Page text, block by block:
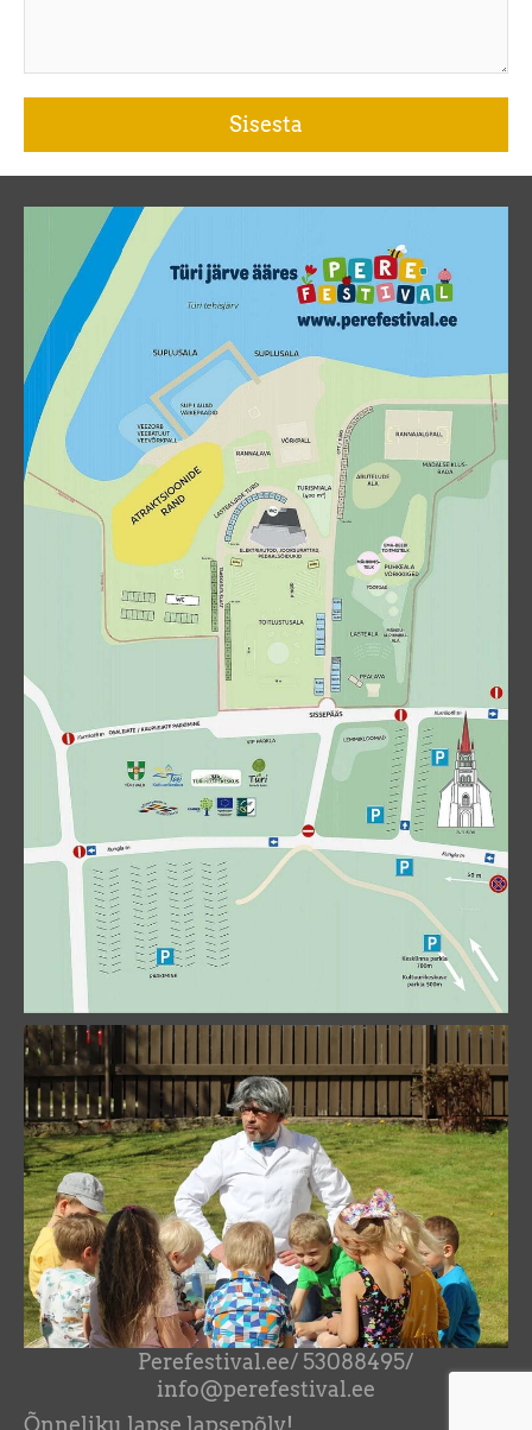
Perefestival.ee/ 53088495/
info@perefestival.ee
Õnneliku lapse lapsepõlv!